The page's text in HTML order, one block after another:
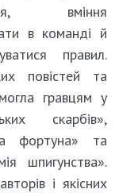
вміння
в команді й
правил.
повістей та
гравцям у
скарбів»,
фортуна» та
шпигунства».
і якісних